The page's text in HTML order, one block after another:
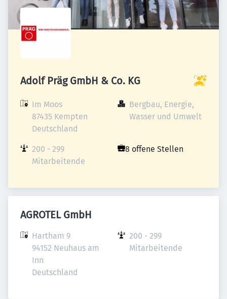
Adolf Präg GmbH & Co. KG
Im Moos
87435 Kempten
Deutschland
Bergbau, Energie,
Wasser und Umwelt
200 - 299
Mitarbeitende
8 offene Stellen
AGROTEL GmbH
Hartham 9
94152 Neuhaus am
Inn
Deutschland
200 - 299
Mitarbeitende